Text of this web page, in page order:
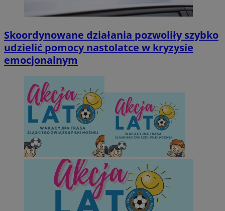
Skoordynowane działania pozwoliły szybko
udzielić pomocy nastolatce w kryzysie
emocjonalnym